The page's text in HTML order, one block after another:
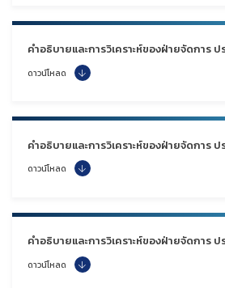
คำอธิบายและการวิเคราะห์ของฝ่ายจัดการ ป
ดาวน์โหลด
คำอธิบายและการวิเคราะห์ของฝ่ายจัดการ ป
ดาวน์โหลด
คำอธิบายและการวิเคราะห์ของฝ่ายจัดการ ป
ดาวน์โหลด